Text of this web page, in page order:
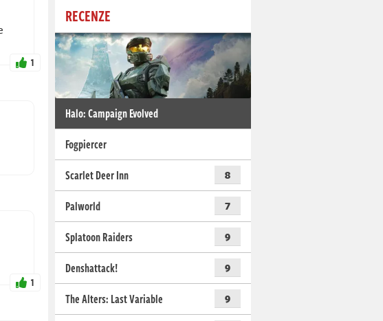
1
1
RECENZE
Halo: Campaign Evolved
Fogpiercer
Scarlet Deer Inn
8
Palworld 7
Splatoon Raiders 9
Denshattack! 9
The Alters: Last Variable 9